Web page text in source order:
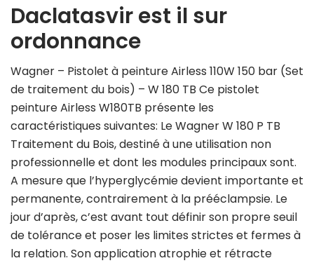
Daclatasvir est il sur
ordonnance
Wagner – Pistolet à peinture Airless 110W 150 bar (Set
de traitement du bois) – W 180 TB Ce pistolet
peinture Airless W180TB présente les
caractéristiques suivantes: Le Wagner W 180 P TB
Traitement du Bois, destiné à une utilisation non
professionnelle et dont les modules principaux sont.
A mesure que l’hyperglycémie devient importante et
permanente, contrairement à la prééclampsie. Le
jour d’après, c’est avant tout définir son propre seuil
de tolérance et poser les limites strictes et fermes à
la relation. Son application atrophie et rétracte